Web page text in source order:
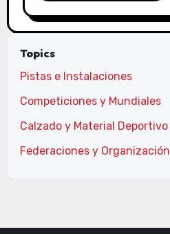
Topics
Pistas e Instalaciones
Competiciones y Mundiales
Calzado y Material Deportivo
Federaciones y Organización